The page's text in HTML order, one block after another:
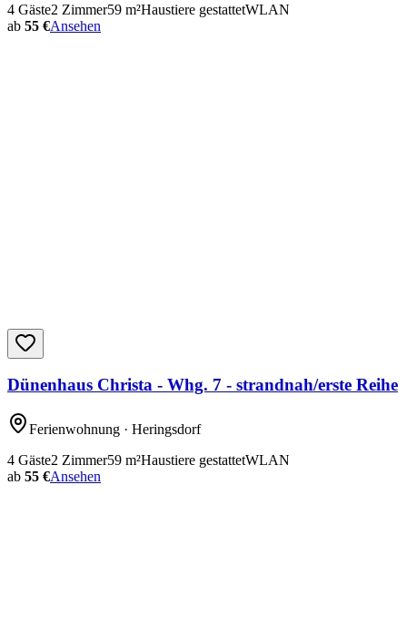
4 Gäste2 Zimmer59 m²Haustiere gestattetWLAN
ab 55 €Ansehen
Dünenhaus Christa - Whg. 7 - strandnah/erste Reihe
Ferienwohnung · Heringsdorf
4 Gäste2 Zimmer59 m²Haustiere gestattetWLAN
ab 55 €Ansehen